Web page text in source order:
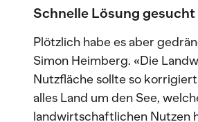
Schnelle Lösung gesucht
Plötzlich habe es aber
Simon Heimberg. «Die
Nutzfläche sollte so
alles Land um den See,
landwirtschaftlichen Nutzen